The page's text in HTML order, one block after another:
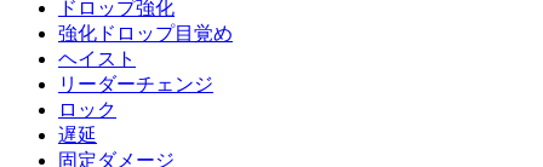
ドロップ強化
強化ドロップ目覚め
ヘイスト
リーダーチェンジ
ロック
遅延
固定ダメージ